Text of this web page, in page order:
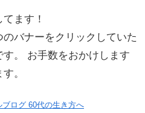
ます！
バナーをクリックしていた
。 お手数をおかけします
。